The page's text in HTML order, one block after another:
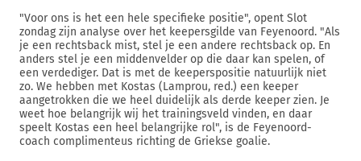
"Voor ons is het een hele specifieke positie", opent Slot
zondag zijn analyse over het keepersgilde van Feyenoord. "Als
je een rechtsback mist, stel je een andere rechtsback op. En
anders stel je een middenvelder op die daar kan spelen, of
een verdediger. Dat is met de keeperspositie natuurlijk niet
zo. We hebben met Kostas (Lamprou, red.) een keeper
aangetrokken die we heel duidelijk als derde keeper zien. Je
weet hoe belangrijk wij het trainingsveld vinden, en daar
speelt Kostas een heel belangrijke rol", is de Feyenoord-
coach complimenteus richting de Griekse goalie.